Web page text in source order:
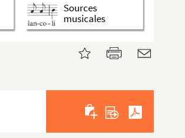
Sources
musicales